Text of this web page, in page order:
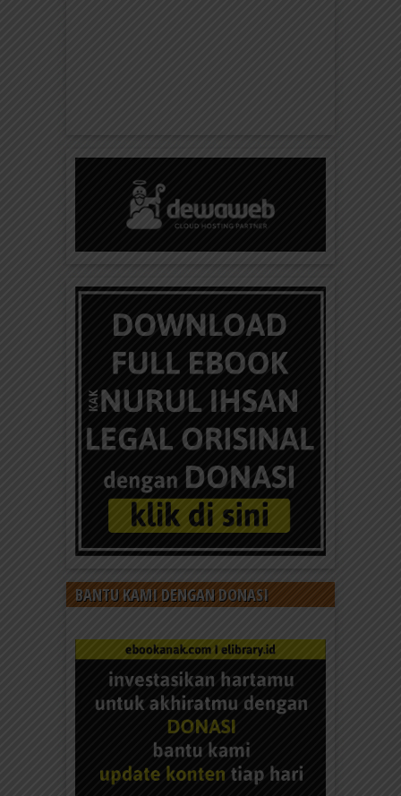
untuk mengenal perbedaan dan persamaan kupu-
Ebook Sama atau Berbeda 5
untuk mengenal perbedaan dan persamaan kupu-
kupu dan ngengat dengan donasi...
Ebook Sama atau Berbeda4
Baca dan download Ebook Sama atau Berbeda
untuk mengenal perbedaan dan persamaan kupu-
kupu dan ngengat dengan donasi...
BANTU KAMI DENGAN DONASI